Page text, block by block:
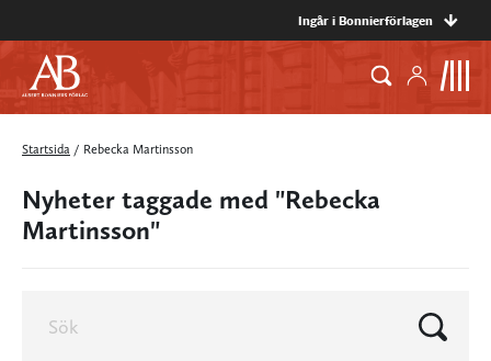
Ingår i Bonnierförlagen
Startsida / Rebecka Martinsson
Nyheter taggade med "Rebecka
Martinsson"